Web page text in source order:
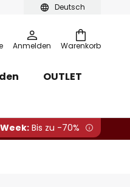
Deutsch
Warenkorb
Anmelden
OUTLET
Bis zu -70%